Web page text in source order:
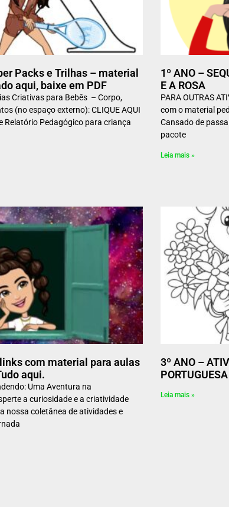
Packs e Trilhas – material
aqui, baixe em PDF
Criativas para Bebês – Corpo,
(no espaço externo): CLIQUE AQUI
Relatório Pedagógico para criança
1º ANO –
E A ROSA
PARA OUTRAS
com o material
Cansado de
pacote
Leia mais »
com material para aulas
aqui.
Uma Aventura na
a curiosidade e a criatividade
nossa coletânea de atividades e
3º ANO –
Leia mais »